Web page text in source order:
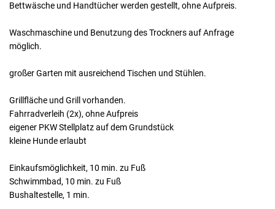
Bettwäsche und Handtücher werden gestellt, ohne Aufpreis.
Waschmaschine und Benutzung des Trockners auf Anfrage
möglich.
großer Garten mit ausreichend Tischen und Stühlen.
Grillfläche und Grill vorhanden.
Fahrradverleih (2x), ohne Aufpreis
eigener PKW Stellplatz auf dem Grundstück
kleine Hunde erlaubt
Einkaufsmöglichkeit, 10 min. zu Fuß
Schwimmbad, 10 min. zu Fuß
Bushaltestelle, 1 min.